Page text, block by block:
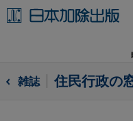
購入ガイド
雑誌 住民行政の